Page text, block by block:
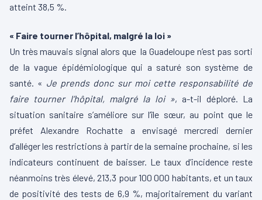
atteint 38,5 %.
« Faire tourner l’hôpital, malgré la loi »
Un très mauvais signal alors que la Guadeloupe n’est pas sorti
de la vague épidémiologique qui a saturé son système de
santé. « Je prends donc sur moi cette responsabilité de
faire tourner l’hôpital, malgré la loi », a-t-il déploré. La
situation sanitaire s’améliore sur l’île sœur, au point que le
préfet Alexandre Rochatte a envisagé mercredi dernier
d’alléger les restrictions à partir de la semaine prochaine, si les
indicateurs continuent de baisser. Le taux d’incidence reste
néanmoins très élevé, 213,3 pour 100 000 habitants, et un taux
de positivité des tests de 6,9 %, majoritairement du variant